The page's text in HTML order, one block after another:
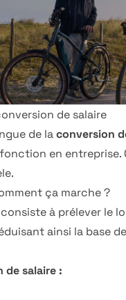
de salaire
de laconversion
en entreprise.
ça marche ?
à prélever le
ainsi la base
de salaire :